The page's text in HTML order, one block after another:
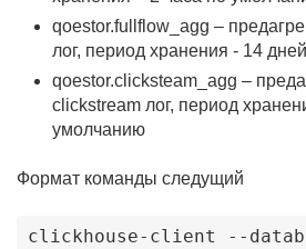
qoestor.fullflow_agg –
лог, период хранения - 14
qoestor.clicksteam_agg –
clickstream лог, период
умолчанию
Формат команды следущий
clickhouse-client --